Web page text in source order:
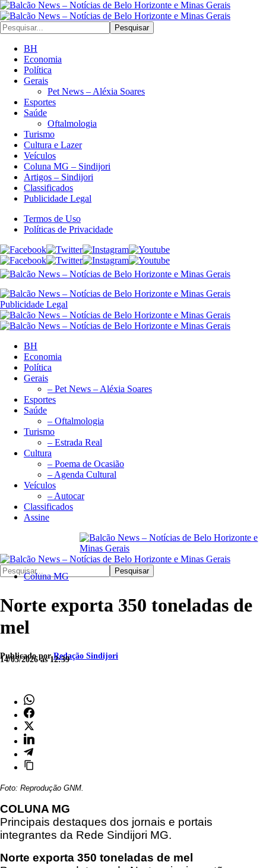
Pesquisar
BH
Economia
Política
Gerais
Pet News – Aléxia Soares
Esportes
Saúde
Oftalmologia
Turismo
Cultura e Lazer
Veículos
Coluna MG – Sindijori
Artigos – Sindijori
Classificados
Publicidade Legal
Termos de Uso
Políticas de Privacidade
Publicidade Legal
BH
Economia
Política
Gerais
– Pet News – Aléxia Soares
Esportes
Saúde
– Oftalmologia
Turismo
– Estrada Real
Cultura
– Poema de Ocasião
– Agenda Cultural
Veículos
– Autocar
Classificados
Assine
Pesquisar
Coluna MG
Norte exporta 350 toneladas de
mel
Publicado porRedação Sindijori
14/05/2026 às 12:39
Foto: Reprodução GNM.
COLUNA MG
Principais destaques dos jornais e portais
integrantes da Rede Sindijori MG.
Norte exporta 350 toneladas de mel